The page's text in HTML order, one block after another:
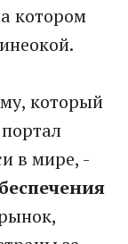
котором
который
в мире, -